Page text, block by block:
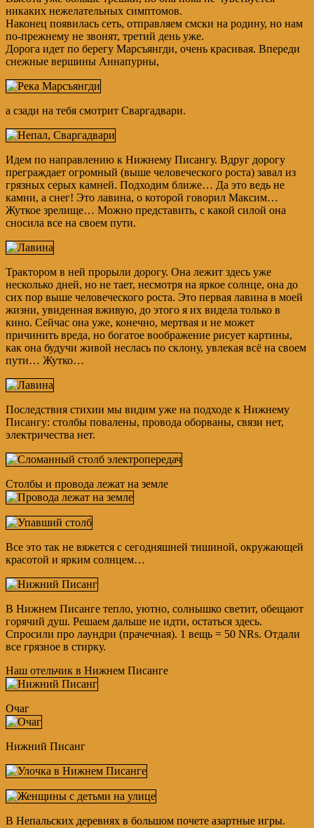
никаких нежелательных симптомов.
Наконец появилась сеть, отправляем смски на родину, но нам
по-прежнему не звонят, третий день уже.
Дорога идет по берегу Марсъянгди, очень красивая. Впереди
снежные вершины Аннапурны,
а сзади на тебя смотрит Сваргадвари.
Идем по направлению к Нижнему Писангу. Вдруг дорогу
преграждает огромный (выше человеческого роста) завал из
грязных серых камней. Подходим ближе… Да это ведь не
камни, а снег! Это лавина, о которой говорил Максим…
Жуткое зрелище… Можно представить, с какой силой она
сносила все на своем пути.
Трактором в ней прорыли дорогу. Она лежит здесь уже
несколько дней, но не тает, несмотря на яркое солнце, она до
сих пор выше человеческого роста. Это первая лавина в моей
жизни, увиденная вживую, до этого я их видела только в
кино. Сейчас она уже, конечно, мертвая и не может
причинить вреда, но богатое воображение рисует картины,
как она будучи живой неслась по склону, увлекая всё на своем
пути… Жутко…
Последствия стихии мы видим уже на подходе к Нижнему
Писангу: столбы повалены, провода оборваны, связи нет,
электричества нет.
Столбы и провода лежат на земле
Все это так не вяжется с сегодняшней тишиной, окружающей
красотой и ярким солнцем…
В Нижнем Писанге тепло, уютно, солнышко светит, обещают
горячий душ. Решаем дальше не идти, остаться здесь.
Спросили про лаундри (прачечная). 1 вещь = 50 NRs. Отдали
все грязное в стирку.
Наш отельчик в Нижнем Писанге
Очаг
Нижний Писанг
В Непальских деревнях в большом почете азартные игры.